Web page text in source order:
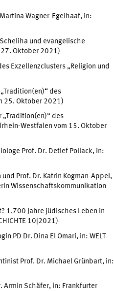
Wagner-Egelhaaf, in:
und evangelische
27. Oktober 2021)
Exzellenzclusters „Religion und
des
25. Oktober 2021)
des
Westfalen vom 15. Oktober
Prof. Dr. Detlef Pollack, in:
Prof. Dr. Katrin Kogman-Appel,
Wissenschaftskommunikation
1.700 Jahre jüdisches Leben in
10|2021)
PD Dr. Dina El Omari, in: WELT
Prof. Dr. Michael Grünbart, in:
Armin Schäfer, in: Frankfurter